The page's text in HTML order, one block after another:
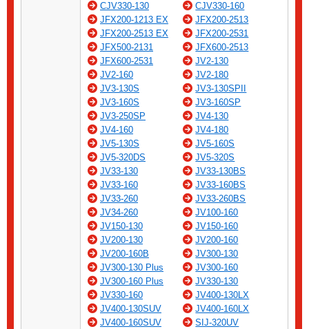
CJV330-130
CJV330-160
JFX200-1213 EX
JFX200-2513
JFX200-2513 EX
JFX200-2531
JFX500-2131
JFX600-2513
JFX600-2531
JV2-130
JV2-160
JV2-180
JV3-130S
JV3-130SPII
JV3-160S
JV3-160SP
JV3-250SP
JV4-130
JV4-160
JV4-180
JV5-130S
JV5-160S
JV5-320DS
JV5-320S
JV33-130
JV33-130BS
JV33-160
JV33-160BS
JV33-260
JV33-260BS
JV34-260
JV100-160
JV150-130
JV150-160
JV200-130
JV200-160
JV200-160B
JV300-130
JV300-130 Plus
JV300-160
JV300-160 Plus
JV330-130
JV330-160
JV400-130LX
JV400-130SUV
JV400-160LX
JV400-160SUV
SIJ-320UV